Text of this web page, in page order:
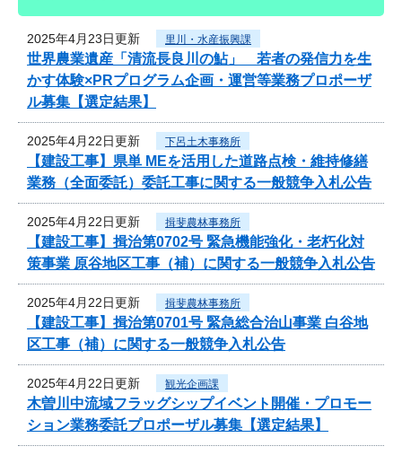
2025年4月23日更新 里川・水産振興課
世界農業遺産「清流長良川の鮎」 若者の発信力を生
かす体験×PRプログラム企画・運営等業務プロポーザ
ル募集【選定結果】
2025年4月22日更新 下呂土木事務所
【建設工事】県単 MEを活用した道路点検・維持修繕
業務（全面委託）委託工事に関する一般競争入札公告
2025年4月22日更新 揖斐農林事務所
【建設工事】揖治第0702号 緊急機能強化・老朽化対
策事業 原谷地区工事（補）に関する一般競争入札公告
2025年4月22日更新 揖斐農林事務所
【建設工事】揖治第0701号 緊急総合治山事業 白谷地
区工事（補）に関する一般競争入札公告
2025年4月22日更新 観光企画課
木曽川中流域フラッグシップイベント開催・プロモー
ション業務委託プロポーザル募集【選定結果】